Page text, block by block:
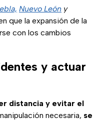
Nuevo León y
que la expansión de la
con los cambios
y actuar
distancia y evitar el
necesaria, se